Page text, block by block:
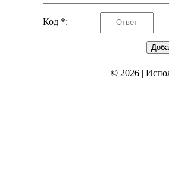
Код *:
© 2026|